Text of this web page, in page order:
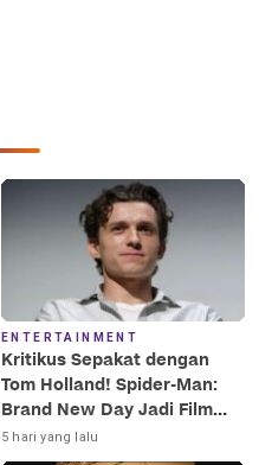
ENTERTAINMENT
Kritikus Sepakat dengan
Tom Holland! Spider-Man:
Brand New Day Jadi Film
Terbaik Era MCU
5 hari yang lalu